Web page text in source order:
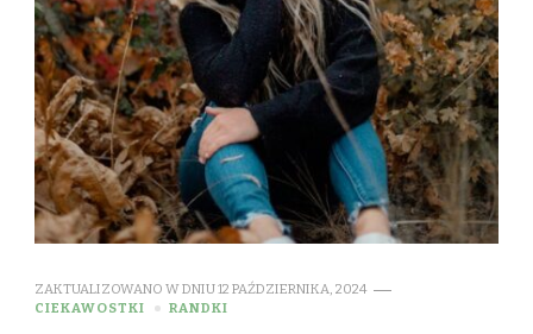
ZAKTUALIZOWANO W DNIU12 PAŹDZIERNIKA, 2024
CIEKAWOSTKI
RANDKI